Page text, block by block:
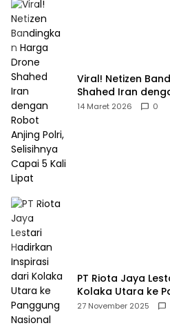
Viral! Netizen
Shahed Iran
Selisihnya Capai 5
14 Maret 2026 0
PT Riota Jaya
Kolaka Utara ke
Dua Penghargaan
27 November 2025